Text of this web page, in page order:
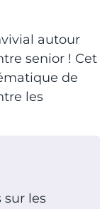
autour
senior ! Cet
de
les
sur les